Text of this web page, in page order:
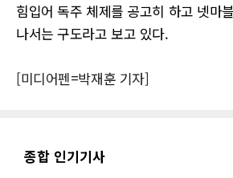
힘입어 독주 체제를 공고히 하고 넷마
나서는 구도라고 보고 있다.
[미디어펜=박재훈 기자]
종합 인기기사